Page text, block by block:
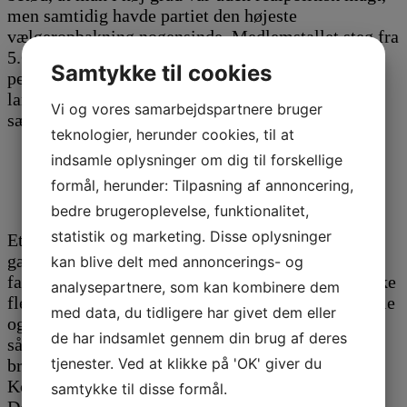
men samtidig havde partiet den højeste
vælgeropbakning nogensinde. Medlemstallet steg fra
5.600 i 1982 til 9.126 i 1988, og gennem hele
perioden var SF med et mandattal på over 20 et af
landets fire største partier. I 1987 fik partiet 27
sæder i Folketinget, det højeste antal nogensinde.
SF’s formand Gert Petersen og partifællen
Ebba Strange i folketingssalen, 1978.
Et af de områder, hvor SF trods alt gjorde sig
gældende, var på sikkerhedspolitikken. SF var en
fast bestanddel af det alternative sikkerhedspolitiske
flertal sammen med Socialdemokratiet, De Radikale
og i en periode VS og gennemførelsen af den
såkaldte fodnotepolitik. Det alternative flertal blev
brudt efter valget i 1988, da Schlüter og Det
Konservative Folkeparti droppede Centrum-
Samtykke til cookies
Vi og vores samarbejdspartnere bruger
teknologier, herunder cookies, til at
indsamle oplysninger om dig til forskellige
formål, herunder: Tilpasning af annoncering,
bedre brugeroplevelse, funktionalitet,
statistik og marketing. Disse oplysninger
kan blive delt med annoncerings- og
analysepartnere, som kan kombinere dem
med data, du tidligere har givet dem eller
de har indsamlet gennem din brug af deres
tjenester. Ved at klikke på 'OK' giver du
samtykke til disse formål.